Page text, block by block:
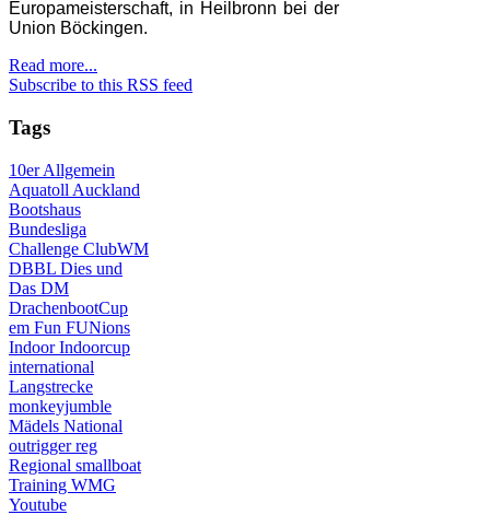
Europameisterschaft, in Heilbronn bei der
Union Böckingen.
Read more...
Subscribe to this RSS feed
Tags
10erAllgemein
Aquatoll Auckland
Bootshaus
Bundesliga
Challenge ClubWM
DBBL Dies und
Das DM
DrachenbootCup
em Fun FUNions
IndoorIndoorcup
international
Langstrecke
monkeyjumble
Mädels National
outriggerreg
Regional smallboat
Training WMG
Youtube